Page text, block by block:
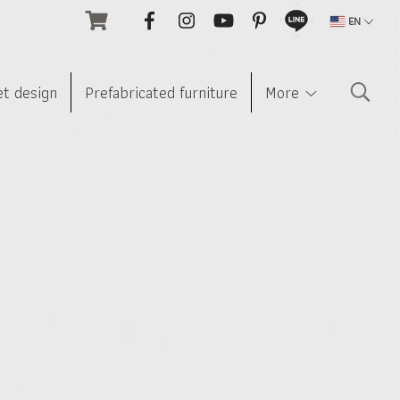
EN
design Prefabricated furniture More